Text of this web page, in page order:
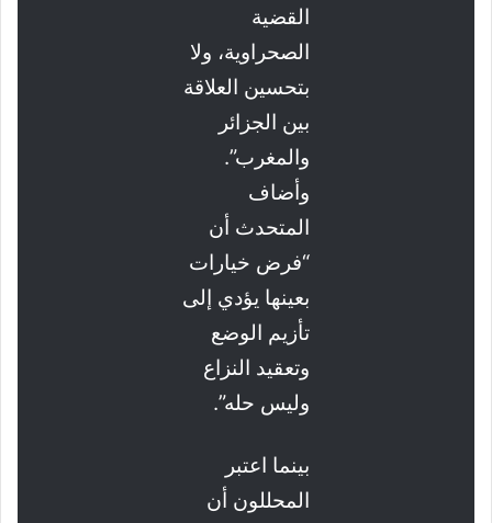
القضية
الصحراوية، ولا
بتحسين العلاقة
بين الجزائر
والمغرب”.
وأضاف
المتحدث أن
“فرض خيارات
بعينها يؤدي إلى
تأزيم الوضع
وتعقيد النزاع
وليس حله”.
بينما اعتبر
المحللون أن